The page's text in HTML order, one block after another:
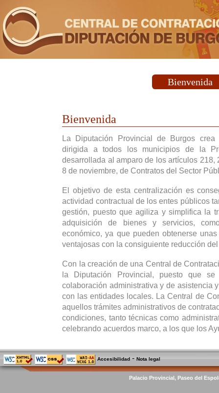
Bienvenida
Bienvenida
La Diputación Provincial de Burgos
dirigida a todos los municipios de la
desarrollada al amparo de los artículos 218,
8 de noviembre, de Contratos del Sector
El objetivo de esta centralización es
actividad contractual de los entes públicos
gestión, puesto que agiliza y simplifica la
adquisición de bienes y servicios,
económico, ya que pueden obtenerse
ventajosas con la consiguiente reducción
Con la creación de una Central de
la Diputación Provincial, puesto que
colaboración administrativa y de asistencia
con las entidades locales. La Central de
aquellos trámites administrativos de
condiciones, tanto técnicas como
celebrando acuerdos marco, a los que los
Accesibilidad -Nota legal
Palacio Provincial, Paseo del